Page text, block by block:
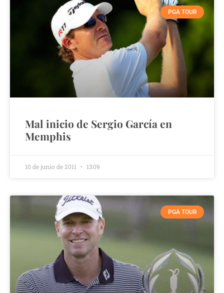
PGA TOUR
Mal inicio de Sergio García en
Memphis
10 de junio de 2011 13:09
PGA TOUR